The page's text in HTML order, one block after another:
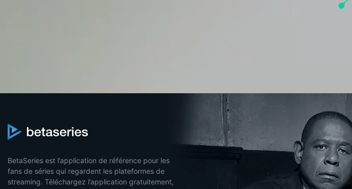
BetaSeries est l’application de référence pour les
fans de séries qui regardent les plateformes de
streaming. Téléchargez l’application gratuitement,